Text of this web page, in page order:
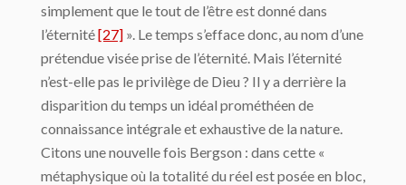
simplement que le tout de l’être est donné dans
l’éternité[27] ». Le temps s’efface donc, au nom d’une
prétendue vi­sée prise de l’éternité. Mais l’éternité
n’est-elle pas le privilège de Dieu ? Il y a derrière la
disparition du temps un idéal prométhéen de
connaissance intégrale et exhaustive de la nature.
Citons une nouvelle fois Bergson : dans cette «
métaphysique où la totalité du réel est posée en bloc,